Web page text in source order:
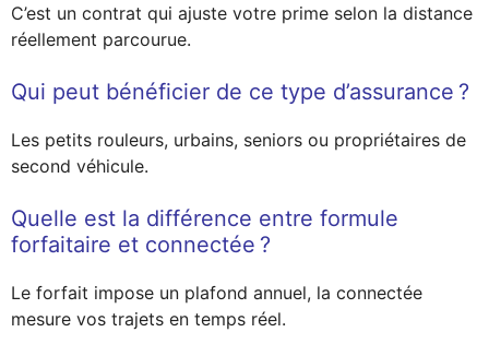
C’est un contrat qui ajuste votre prime selon la distance
réellement parcourue.
Qui peut bénéficier de ce type d’assurance ?
Les petits rouleurs, urbains, seniors ou propriétaires de
second véhicule.
Quelle est la différence entre formule
forfaitaire et connectée ?
Le forfait impose un plafond annuel, la connectée
mesure vos trajets en temps réel.